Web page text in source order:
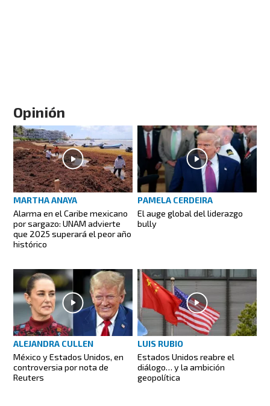
Opinión
MARTHA ANAYA
Alarma en el Caribe mexicano
por sargazo: UNAM advierte
que 2025 superará el peor año
histórico
PAMELA CERDEIRA
El auge global del liderazgo
bully
ALEJANDRA CULLEN
México y Estados Unidos, en
controversia por nota de
Reuters
LUIS RUBIO
Estados Unidos reabre el
diálogo… y la ambición
geopolítica